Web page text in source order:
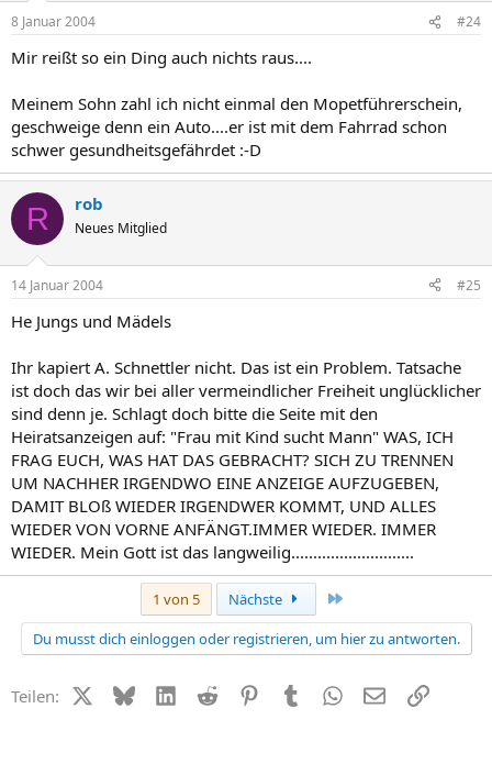
8 Januar 2004 #24
Mir reißt so ein Ding auch nichts raus....
Meinem Sohn zahl ich nicht einmal den Mopetführerschein,
geschweige denn ein Auto....er ist mit dem Fahrrad schon
schwer gesundheitsgefährdet :-D
R rob
Neues Mitglied
14 Januar 2004 #25
He Jungs und Mädels
Ihr kapiert A. Schnettler nicht. Das ist ein Problem. Tatsache
ist doch das wir bei aller vermeindlicher Freiheit unglücklicher
sind denn je. Schlagt doch bitte die Seite mit den
Heiratsanzeigen auf: "Frau mit Kind sucht Mann" WAS, ICH
FRAG EUCH, WAS HAT DAS GEBRACHT? SICH ZU TRENNEN
UM NACHHER IRGENDWO EINE ANZEIGE AUFZUGEBEN,
DAMIT BLOß WIEDER IRGENDWER KOMMT, UND ALLES
WIEDER VON VORNE ANFÄNGT.IMMER WIEDER. IMMER
WIEDER. Mein Gott ist das langweilig............................
1 von 5 Nächste
Du musst dich einloggen oder registrieren, um hier zu antworten.
Teilen: X (Twitter)
BlueskyLinkedIn
Reddit PinterestTumblr WhatsApp
E-MailLink